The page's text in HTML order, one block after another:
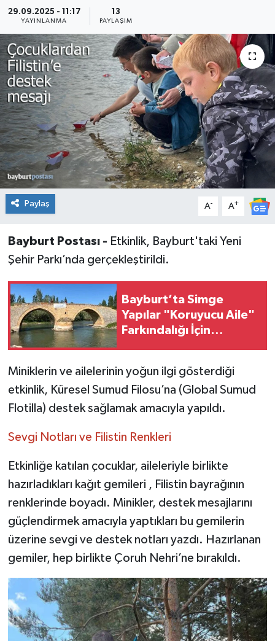
29.09.2025 - 11:17
YAYINLANMA
13
PAYLAŞIM
Paylaş A- A+
Bayburt Postası - Etkinlik, Bayburt'taki Yeni
Şehir Parkı’nda gerçekleştirildi.
Bayburt’ta Simge
Yapılar "Koruyucu Aile"
Farkındalığı İçin
Miniklerin ve ailelerinin yoğun ilgi gösterdiği
etkinlik, Küresel Sumud Filosu’na (Global Sumud
Flotilla) destek sağlamak amacıyla yapıldı.
Sevgi Notları ve Filistin Renkleri
Etkinliğe katılan çocuklar, aileleriyle birlikte
hazırladıkları kağıt gemileri , Filistin bayrağının
renklerinde boyadı. Minikler, destek mesajlarını
güçlendirmek amacıyla yaptıkları bu gemilerin
üzerine sevgi ve destek notları yazdı. Hazırlanan
gemiler, hep birlikte Çoruh Nehri’ne bırakıldı.